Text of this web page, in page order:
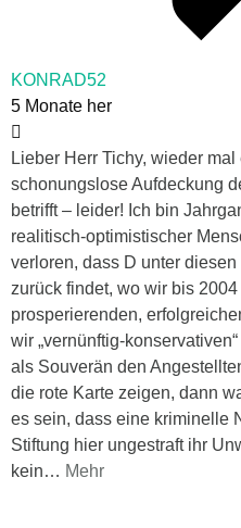
KONRAD52
5 Monate her
Lieber Herr Tichy, wieder
schonungslose Aufdeckung
betrifft – leider! Ich bin
realitisch-optimistischer
verloren, dass D unter
zurück findet, wo wir bis
prosperierenden,
wir „vernünftig-
als Souverän den
die rote Karte zeigen, dann
es sein, dass eine kriminelle
Stiftung hier ungestraft ihr
kein… Mehr